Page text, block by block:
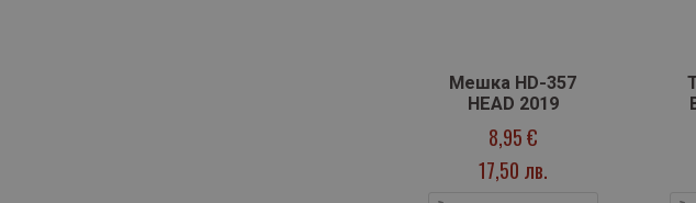
Мешка HD-357
HEAD 2019
8,95 €
17,50 лв.